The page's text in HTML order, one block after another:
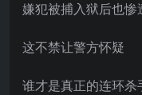
嫌犯被捕入狱后也惨
这不禁让警方怀疑
谁才是真正的连环杀